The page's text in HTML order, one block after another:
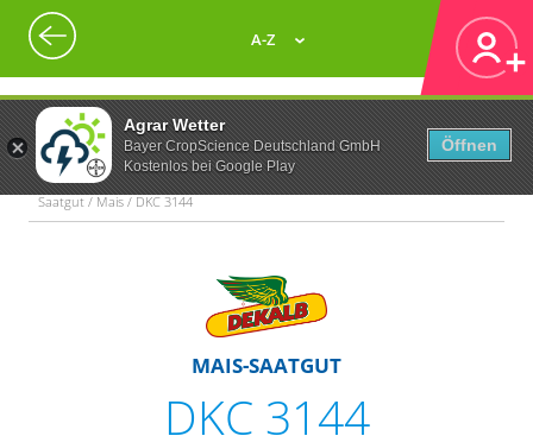
Agrar Wetter
Bayer CropScience Deutschland GmbH
Kostenlos bei Google Play
Öffnen
A-Z
Saatgut / Mais / DKC 3144
MAIS-SAATGUT
DKC 3144